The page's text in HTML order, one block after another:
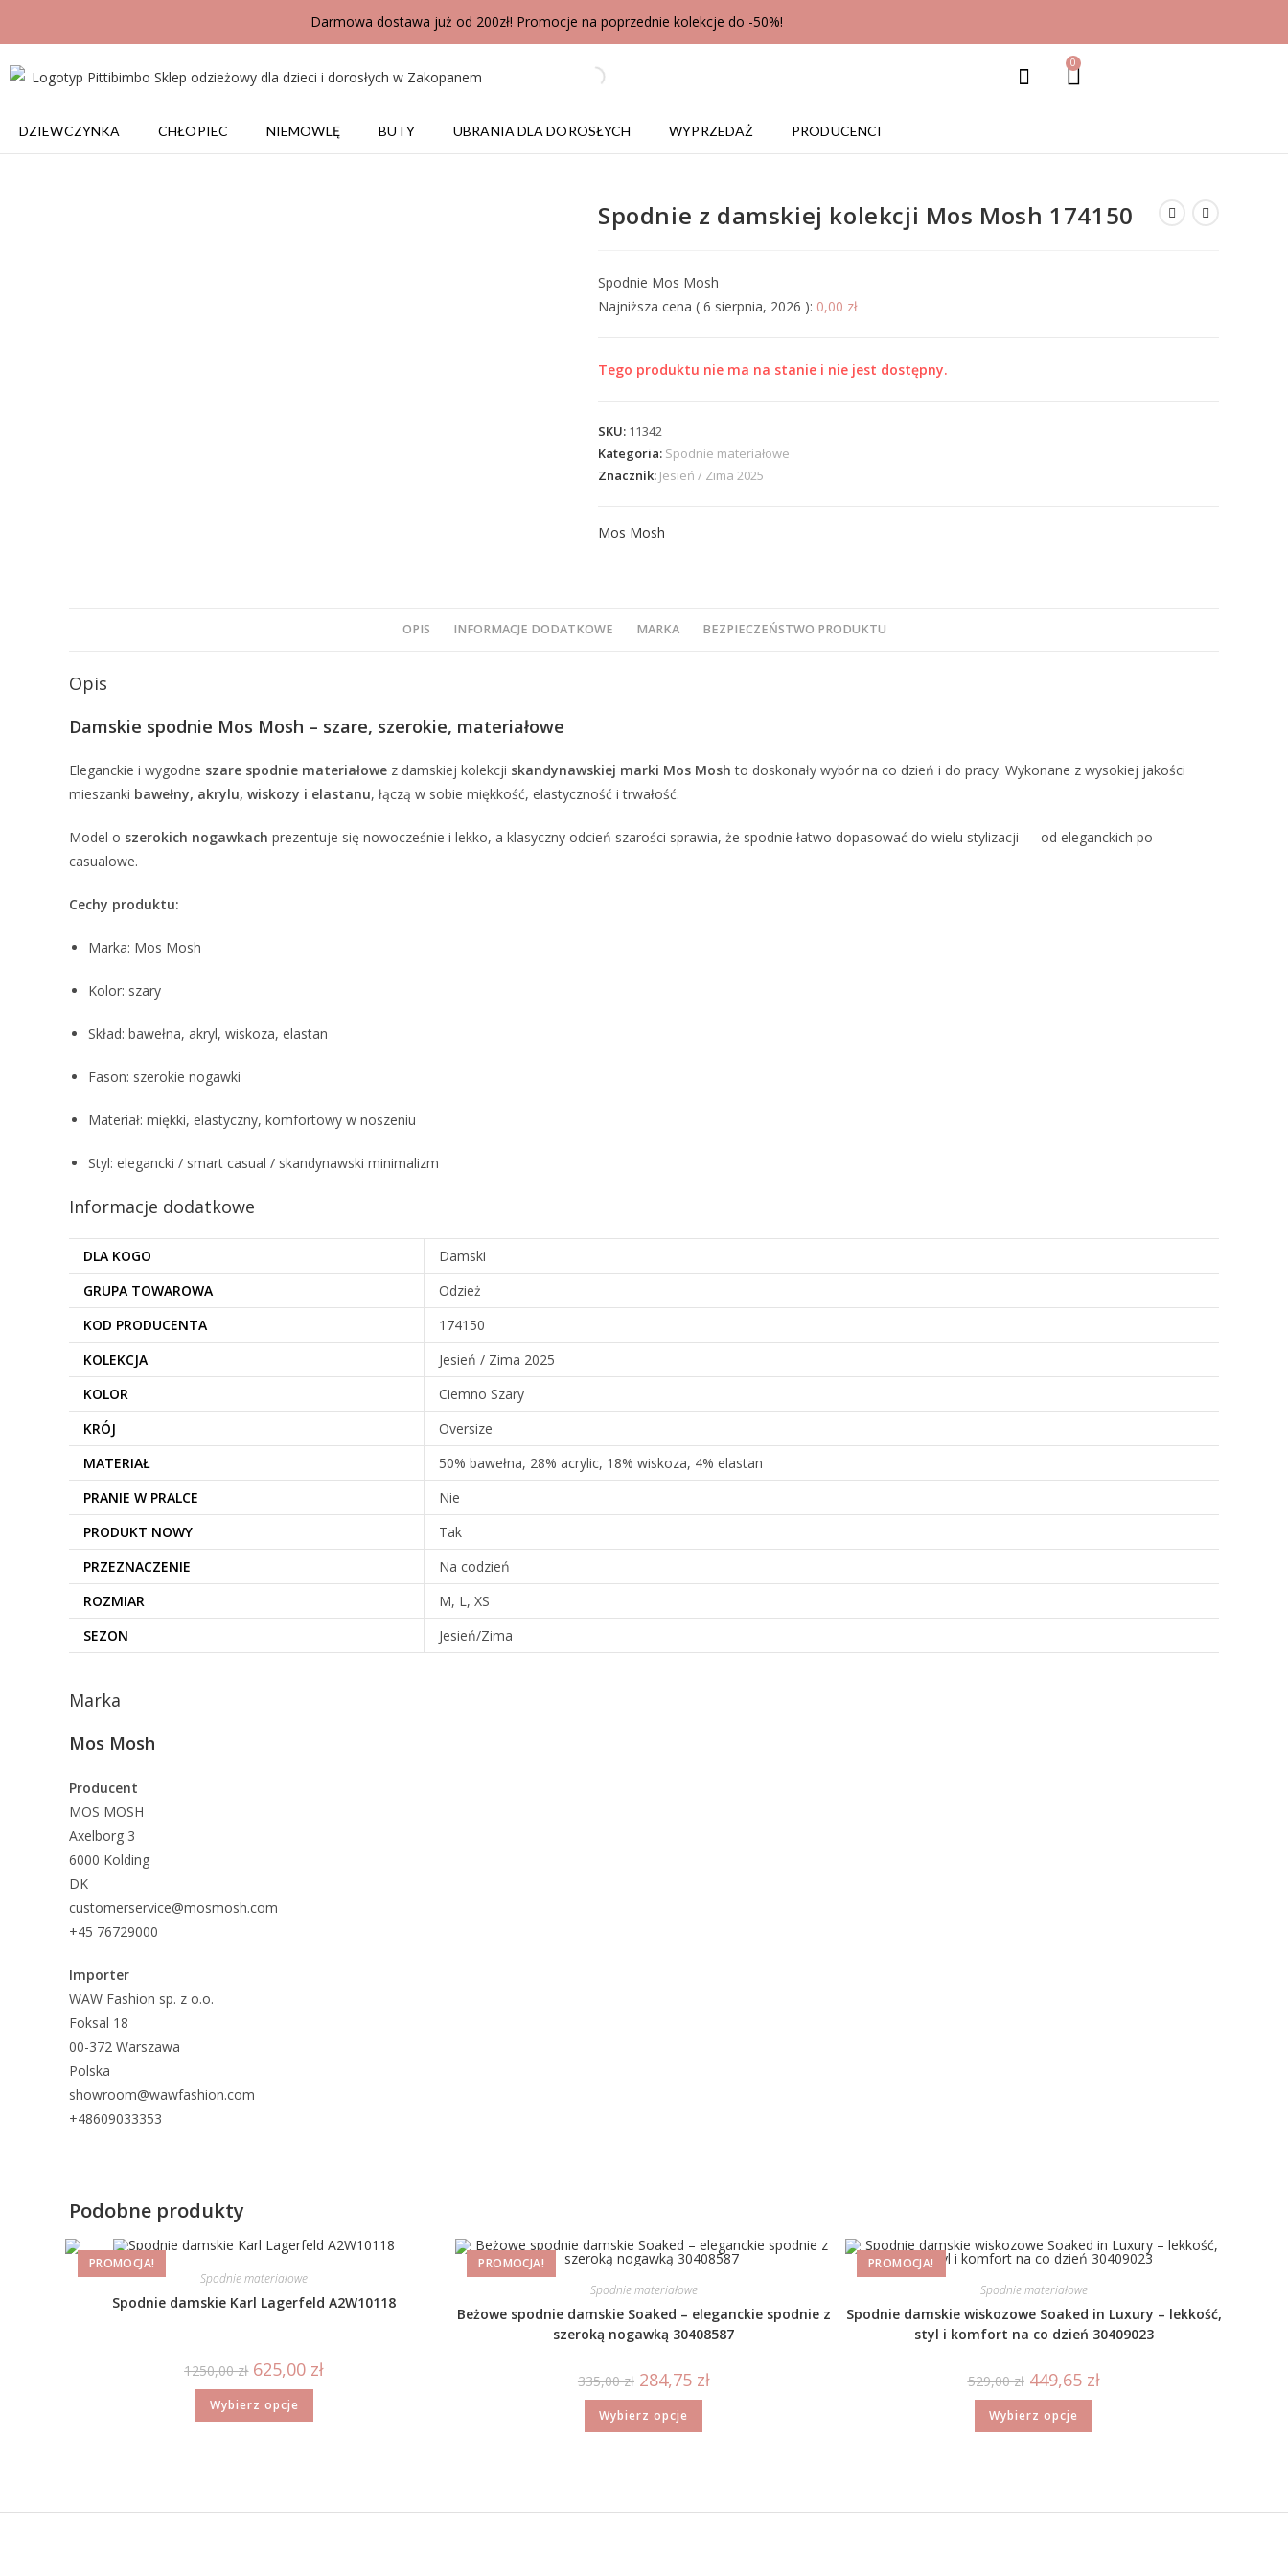
Darmowa dostawa już od 200zł! Promocje na poprzednie kolekcje do -50%!
0
DZIEWCZYNKA CHŁOPIEC NIEMOWLĘ BUTY UBRANIA DLA DOROSŁYCH WYPRZEDAŻ PRODUCENCI
Spodnie z damskiej kolekcji Mos Mosh 174150
Spodnie Mos Mosh
Najniższa cena ( 6 sierpnia, 2026 ): 0,00 zł
Tego produktu nie ma na stanie i nie jest dostępny.
SKU: 11342
Kategoria: Spodnie materiałowe
Znacznik: Jesień / Zima 2025
Mos Mosh
OPIS INFORMACJE DODATKOWE MARKA BEZPIECZEŃSTWO PRODUKTU
Opis
Damskie spodnie Mos Mosh – szare, szerokie, materiałowe
Eleganckie i wygodne szare spodnie materiałowe z damskiej kolekcji skandynawskiej marki Mos Mosh to doskonały wybór na co dzień i do pracy. Wykonane z wysokiej jakości
mieszanki bawełny, akrylu, wiskozy i elastanu, łączą w sobie miękkość, elastyczność i trwałość.
Model o szerokich nogawkach prezentuje się nowocześnie i lekko, a klasyczny odcień szarości sprawia, że spodnie łatwo dopasować do wielu stylizacji — od eleganckich po
casualowe.
Cechy produktu:
Marka: Mos Mosh
Kolor: szary
Skład: bawełna, akryl, wiskoza, elastan
Fason: szerokie nogawki
Materiał: miękki, elastyczny, komfortowy w noszeniu
Styl: elegancki / smart casual / skandynawski minimalizm
Informacje dodatkowe
DLA KOGO
Damski
GRUPA TOWAROWA
Odzież
KOD PRODUCENTA
174150
KOLEKCJA
Jesień / Zima 2025
KOLOR
Ciemno Szary
KRÓJ
Oversize
MATERIAŁ
50% bawełna, 28% acrylic, 18% wiskoza, 4% elastan
PRANIE W PRALCE
Nie
PRODUKT NOWY
Tak
PRZEZNACZENIE
Na codzień
ROZMIAR
M, L, XS
SEZON
Jesień/Zima
Marka
Mos Mosh
Producent
MOS MOSH
Axelborg 3
6000 Kolding
DK
customerservice@mosmosh.com
+45 76729000
Importer
WAW Fashion sp. z o.o.
Foksal 18
00-372 Warszawa
Polska
showroom@wawfashion.com
+48609033353
Podobne produkty
PROMOCJA!
Spodnie materiałowe
Spodnie damskie Karl Lagerfeld A2W10118
1250,00zł 625,00 zł
Wybierz opcje
PROMOCJA!
Spodnie materiałowe
Beżowe spodnie damskie Soaked – eleganckie spodnie z
szeroką nogawką 30408587
335,00zł 284,75 zł
Wybierz opcje
PROMOCJA!
Spodnie materiałowe
Spodnie damskie wiskozowe Soaked in Luxury – lekkość,
styl i komfort na co dzień 30409023
529,00zł 449,65 zł
Wybierz opcje